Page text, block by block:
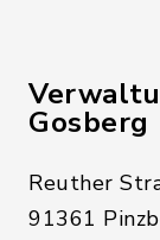
Gosberg
Reuther
91361